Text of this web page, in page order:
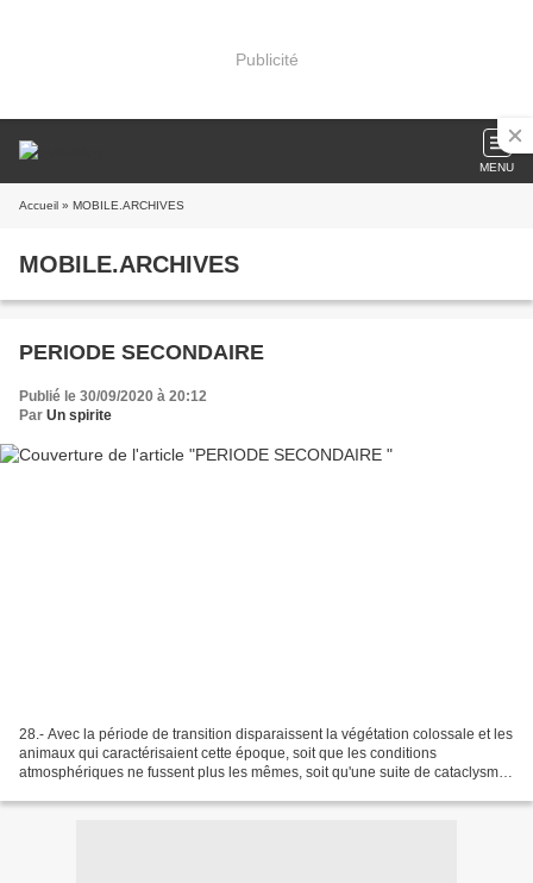
Publicité
MENU
Accueil » MOBILE.ARCHIVES
MOBILE.ARCHIVES
PERIODE SECONDAIRE
Publié le 30/09/2020 à 20:12
Par Un spirite
28.- Avec la période de transition disparaissent la végétation colossale et les
animaux qui caractérisaient cette époque, soit que les conditions
atmosphériques ne fussent plus les mêmes, soit qu'une suite de cataclysmes